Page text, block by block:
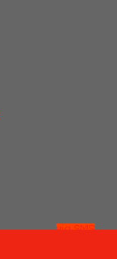
via SMS